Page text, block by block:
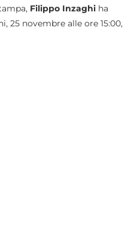
Filippo Inzaghi ha
25 novembre alle ore 15:00,